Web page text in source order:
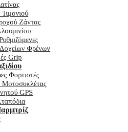
Ζάντας
Φρένων
Grip
Φορτιστές
Μοτοσυκλέτας
GPS